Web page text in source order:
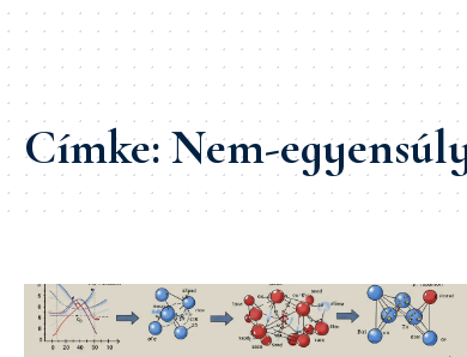
Címke:Nem-